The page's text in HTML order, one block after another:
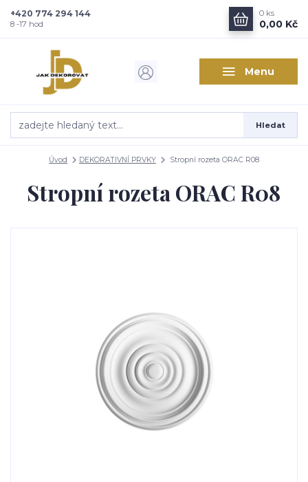
Menu
Hledat
+420 774 294 144
8 -17 hod
0 ks
0,00 Kč
Úvod DEKORATIVNÍ PRVKY Stropní rozeta ORAC R08
Stropní rozeta ORAC R08
Zajímá vás, co nového v
Kam poslat informaci o novinkách v interiérovém designu?